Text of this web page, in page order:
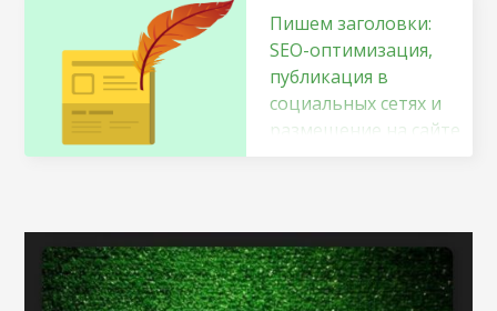
Пишем заголовки:
SEO-оптимизация,
публикация в
социальных сетях и
размещение на сайте
нужно уметь
оптимизировать.